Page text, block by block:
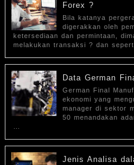
Forex ?
Bila katanya
digerakkan oleh
ketersediaan dan permintaan,
melakukan transaksi ? dan
Data German
German Final
ekonomi yang
manager di sektor
50 menandakan
Jenis Analisa